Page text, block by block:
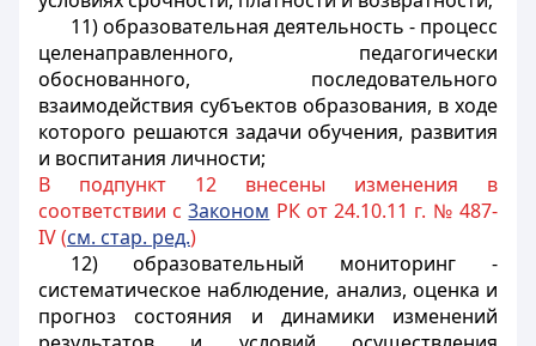
11) образовательная деятельность - процесс
целенаправленного, педагогически
обоснованного, последовательного
взаимодействия субъектов образования, в ходе
которого решаются задачи обучения, развития
и воспитания личности;
В подпункт 12 внесены изменения в
соответствии с3аконом РК от 24.10.11 г. № 487-
IV (см. стар. ред.)
12) образовательный мониторинг -
систематическое наблюдение, анализ, оценка и
прогноз состояния и динамики изменений